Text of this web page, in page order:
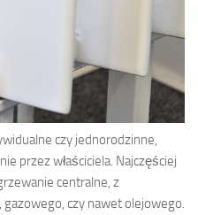
czy jednorodzinne,
przez właściciela. Najczęściej
centralne, z
czy nawet olejowego.